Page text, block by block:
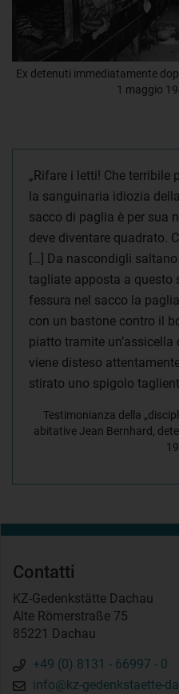
Ex detenuti immediatamente
1 maggio
„Rifare i letti! Che
la sanguinaria idiozia
sacco di paglia è per sua
deve diventare quadrato.
[…] Da nascondigli
tagliate apposta a questo
fessura nel sacco la
con un bastone contro il
piatto tramite
viene disteso
stirato uno spigolo
Testimonianza della
abitative Jean Bernhard,
Contatti
KZ-Gedenkstätte Dachau
Alte Römerstraße 75
85221 Dachau
+49 (0) 8131 - 66997 - 0
info@kz-gedenkstaette-